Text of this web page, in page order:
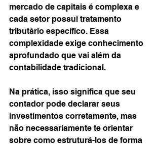
mercado de capitais é complexa e
cada setor possui tratamento
tributário específico. Essa
complexidade exige conhecimento
aprofundado que vai além da
contabilidade tradicional.
Na prática, isso significa que seu
contador pode declarar seus
investimentos corretamente, mas
não necessariamente te orientar
sobre como estruturá-los de forma